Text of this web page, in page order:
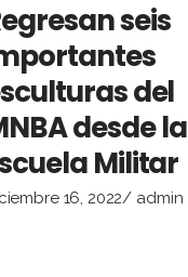
seis
del
desde la
Militar
16, 2022 admin